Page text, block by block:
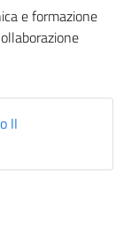
e formazione
II